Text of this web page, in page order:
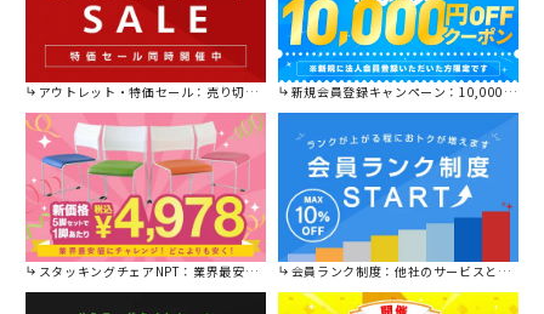
アウトレット・特価セール：売り切れ御免の特別価格！ 新規会員登録キャンペーン：10,000円OFFクーポン進呈中！
スタッキングチェアNPT：業界最安値に挑戦！ 会員ランク制度：他社のサービスと比較してください。